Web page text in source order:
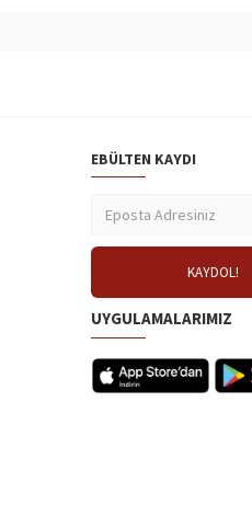
EBÜLTEN KAYDI
UYGULAMALARIMIZ